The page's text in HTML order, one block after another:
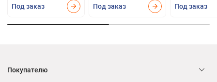
Под заказ Под заказ Под заказ
Покупателю